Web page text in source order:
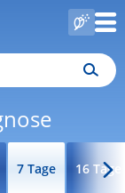
7 Tage 16 Tage